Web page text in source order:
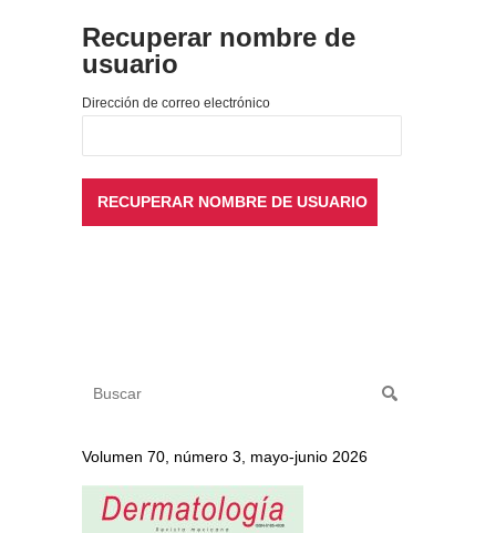
Recuperar nombre de
usuario
Dirección de correo electrónico
Volumen 70, número 3, mayo-junio 2026